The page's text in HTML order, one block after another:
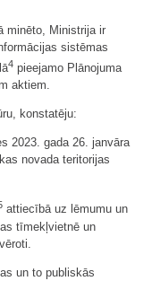
minēto, Ministrija ir
sistēmas
4 pieejamo Plānojuma
aktiem.
konstatēju:
2023. gada 26. janvāra
novada teritorijas
attiecībā uz lēmumu un
tīmekļvietnē un
un to publiskās